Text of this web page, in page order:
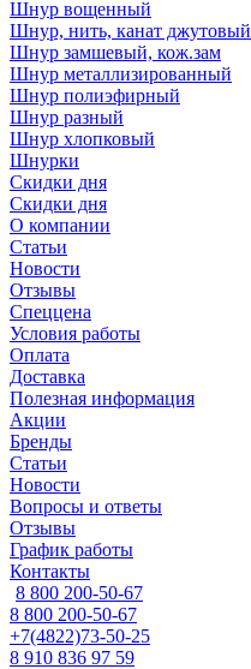
Шнур вощенный
Шнур, нить, канат джутовый
Шнур замшевый, кож.зам
Шнур металлизированный
Шнур полиэфирный
Шнур разный
Шнур хлопковый
Шнурки
Скидки дня
Скидки дня
О компании
Статьи
Новости
Отзывы
Спеццена
Условия работы
Оплата
Доставка
Полезная информация
Акции
Бренды
Статьи
Новости
Вопросы и ответы
Отзывы
График работы
Контакты
8 800 200-50-67
8 800 200-50-67
+7(4822)73-50-25
8 910 836 97 59